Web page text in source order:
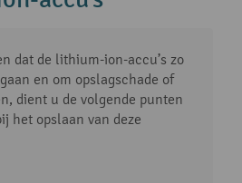
dat de lithium-ion-accu’s zo
en om opslagschade of
dient u de volgende punten
het opslaan van deze